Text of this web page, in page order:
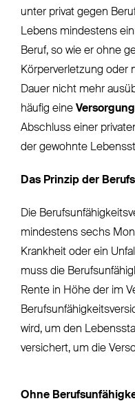
unter privat gegen
Lebens mindestens
Beruf, so wie er ohne
Körperverletzung oder
Dauer nicht mehr
häufig eine
Abschluss einer
der gewohnte
Das Prinzip der
Die
mindestens sechs
Krankheit oder ein
muss die
Rente in Höhe der im
wird, um den
versichert, um die
Ohne